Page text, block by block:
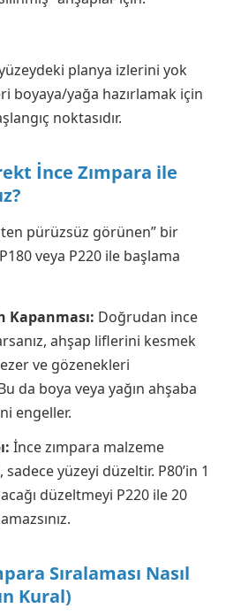
planya izlerini yok
boyaya/yağa hazırlamak için
noktasıdır.
İnce Zımpara ile
pürüzsüz görünen” bir
veya P220 ile başlama
Kapanması: Doğrudan ince
ahşap liflerini kesmek
ve gözenekleri
da boya veya yağın ahşaba
engeller.
İnce zımpara malzeme
sadece yüzeyi düzeltir. P80’in 1
düzeltmeyi P220 ile 20
Sıralaması Nasıl
Kural)